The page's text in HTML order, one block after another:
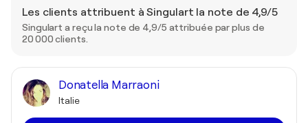
Les clients attribuent à Singulart la note de 4,9/5
Singulart a reçu la note de 4,9/5 attribuée par plus de
20 000 clients.
Donatella Marraoni
Italie